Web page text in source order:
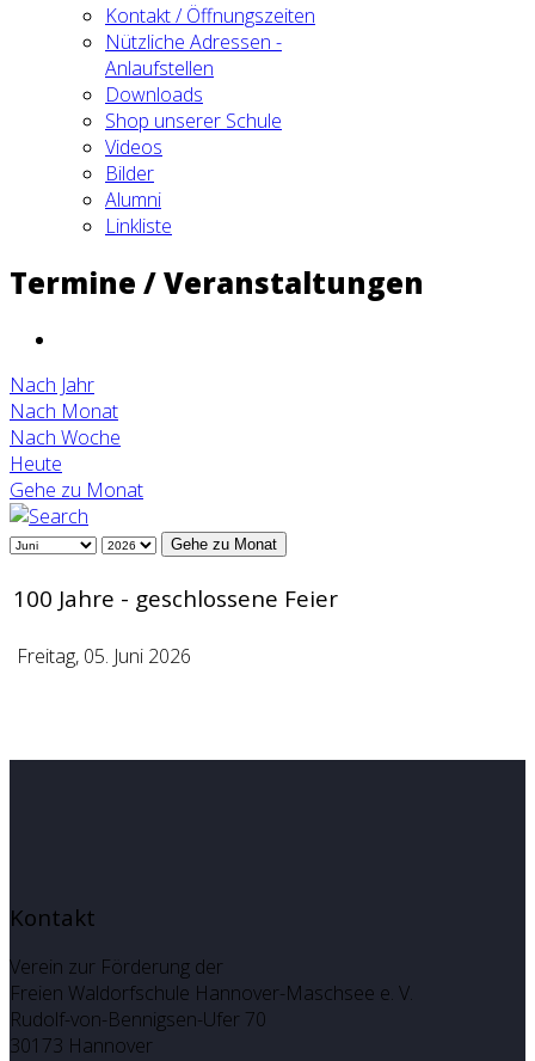
Kontakt / Öffnungszeiten
Nützliche Adressen -
Anlaufstellen
Downloads
Shop unserer Schule
Videos
Bilder
Alumni
Linkliste
Termine / Veranstaltungen
Nach Jahr
Nach Monat
Nach Woche
Heute
Gehe zu Monat
Gehe zu Monat
100 Jahre - geschlossene Feier
Freitag, 05. Juni 2026
Kontakt
Verein zur Förderung der
Freien Waldorfschule Hannover-Maschsee e. V.
Rudolf-von-Bennigsen-Ufer 70
30173 Hannover